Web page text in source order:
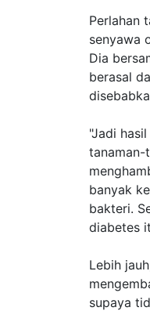
Perlahan
senyawa
Dia
berasal
"Jadi
tanaman-
banyak
bakteri.
diabetes
Lebih
supaya